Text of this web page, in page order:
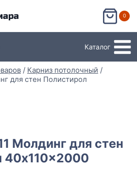
0
Каталог
/ Карниз потолочный /
для стен Полистирол
Молдинг для стен
40x110x2000